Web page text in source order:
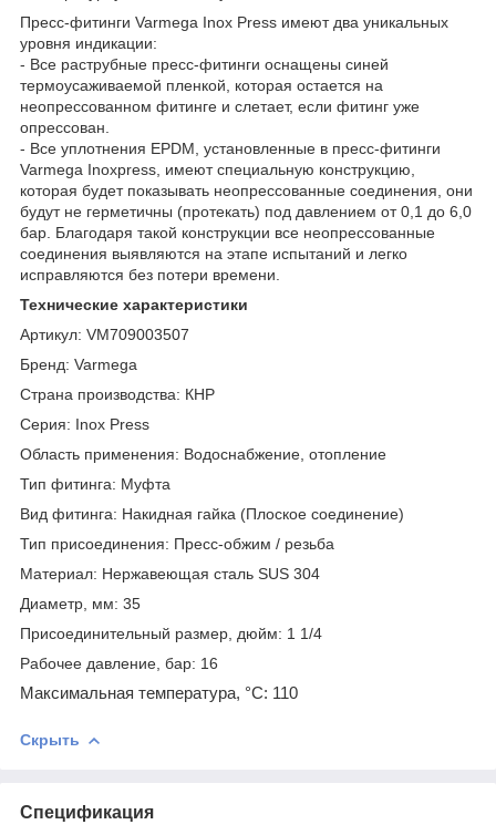
Пресс-фитинги Varmega Inox Press имеют два уникальных
уровня индикации:
- Все раструбные пресс-фитинги оснащены синей
термоусаживаемой пленкой, которая остается на
неопрессованном фитинге и слетает, если фитинг уже
опрессован.
- Все уплотнения EPDM, установленные в пресс-фитинги
Varmega Inoxpress, имеют специальную конструкцию,
которая будет показывать неопрессованные соединения, они
будут не герметичны (протекать) под давлением от 0,1 до 6,0
бар. Благодаря такой конструкции все неопрессованные
соединения выявляются на этапе испытаний и легко
исправляются без потери времени.
Технические характеристики
Артикул: VM709003507
Бренд: Varmega
Страна производства: КНР
Серия: Inox Press
Область применения: Водоснабжение, отопление
Тип фитинга: Муфта
Вид фитинга: Накидная гайка (Плоское соединение)
Тип присоединения: Пресс-обжим / резьба
Материал: Нержавеющая сталь SUS 304
Диаметр, мм: 35
Присоединительный размер, дюйм: 1 1/4
Рабочее давление, бар: 16
Максимальная температура, °С: 110
Скрыть
Спецификация